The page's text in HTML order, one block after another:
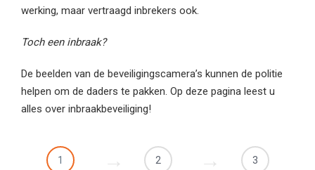
werking, maar vertraagd inbrekers ook.
Toch een inbraak?
De beelden van de beveiligingscamera’s kunnen de politie
helpen om de daders te pakken. Op deze pagina leest u
alles over inbraakbeveiliging!
1 2 3